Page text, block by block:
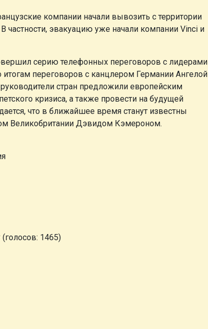
компании начали вывозить с территории
частности, эвакуацию уже начали компании Vinci и
серию телефонных переговоров с лидерами
итогам переговоров с канцлером Германии Ангелой
стран предложили европейским
кризиса, а также провести на будущей
что в ближайшее время станут известны
Великобритании Дэвидом Кэмероном.
(голосов: 1465)